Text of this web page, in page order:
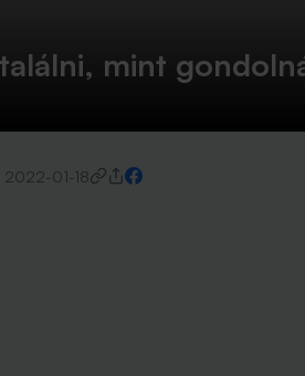
mint
2022-01-18